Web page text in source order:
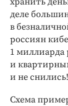
деле
в
россиян
1 миллиарда
и
и не снились!
Схема